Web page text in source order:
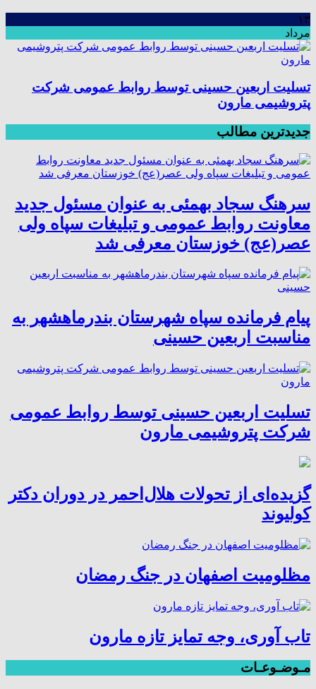
۱۳
مرداد
تسلیت اربعین حسینی توسط روابط عمومی شرکت
پتروشیمی مارون
جدیدترین مطالب
سرهنگ سجاد بهمئی به عنوان مسئول جدید
معاونت روابط عمومی و تبلیغات سپاه ولی
عصر(عج) خوزستان معرفی شد
پیام فرمانده سپاه شهرستان بندرماهشهر به
مناسبت اربعین حسینی
تسلیت اربعین حسینی توسط روابط عمومی
شرکت پتروشیمی مارون
گزیده‌ای از تحولات هلال‌احمر در دوران دکتر
کولیوند
مظلومیت اصفهان در جنگ رمضان
تاب آوری، وجه تمایز تازه مارون
مـوضـوعـات